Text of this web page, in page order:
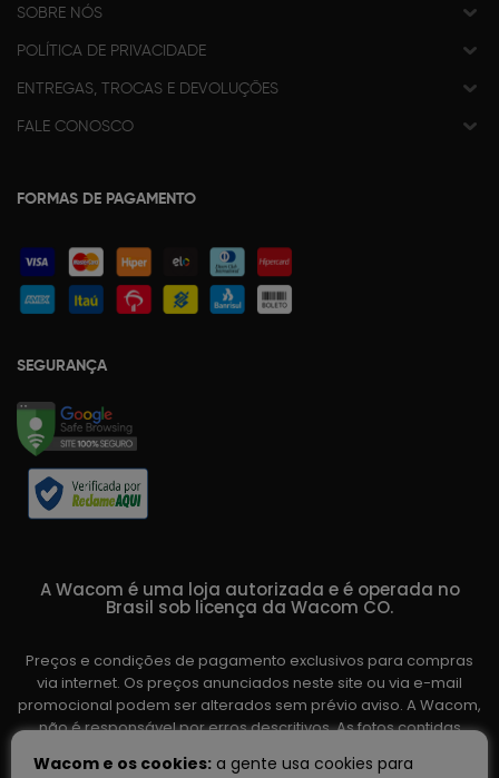
SOBRE NÓS
POLÍTICA DE PRIVACIDADE
ENTREGAS, TROCAS E DEVOLUÇÕES
FALE CONOSCO
FORMAS DE PAGAMENTO
SEGURANÇA
A Wacom é uma loja autorizada e é operada no
Brasil sob licença da Wacom CO.
Preços e condições de pagamento exclusivos para compras
via internet. Os preços anunciados neste site ou via e-mail
promocional podem ser alterados sem prévio aviso. A Wacom,
não é responsável por erros descritivos. As fotos contidas
variar de acordo com o fornecedor/lote do fabricante. Ofertas
Wacom e os cookies: a gente usa cookies para